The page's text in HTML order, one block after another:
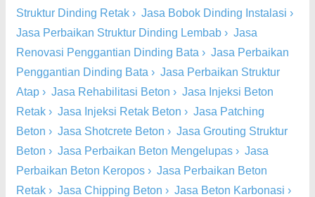
Struktur Dinding Retak › Jasa Bobok Dinding Instalasi ›
Jasa Perbaikan Struktur Dinding Lembab › Jasa
Renovasi Penggantian Dinding Bata › Jasa Perbaikan
Penggantian Dinding Bata › Jasa Perbaikan Struktur
Atap › Jasa Rehabilitasi Beton › Jasa Injeksi Beton
Retak › Jasa Injeksi Retak Beton › Jasa Patching
Beton › Jasa Shotcrete Beton › Jasa Grouting Struktur
Beton › Jasa Perbaikan Beton Mengelupas › Jasa
Perbaikan Beton Keropos › Jasa Perbaikan Beton
Retak › Jasa Chipping Beton › Jasa Beton Karbonasi ›